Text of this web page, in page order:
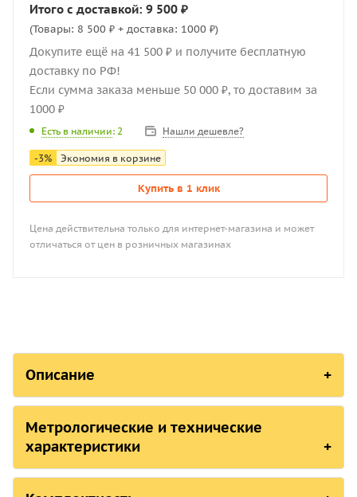
Итого с доставкой: 9 500 ₽
(Товары: 8 500 ₽ + доставка: 1000 ₽)
Докупите ещё на 41 500 ₽ и получите бесплатную
доставку по РФ!
Если сумма заказа меньше 50 000 ₽, то доставим за
1000 ₽
Есть в наличии: 2 Нашли дешевле?
-3% Экономия в корзине
Купить в 1 клик
Цена действительна только для интернет-магазина и может
отличаться от цен в розничных магазинах
Описание
СОСТОЯНИЕ В РЕЕСТРАХ СРЕДСТВ
Страна, ответственная организация
Российская Федерация,Росстандарт
Метрологические и технические
характеристики
Метрологические